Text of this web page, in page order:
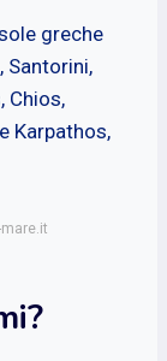
greche
Santorini,
Chios,
Karpathos,